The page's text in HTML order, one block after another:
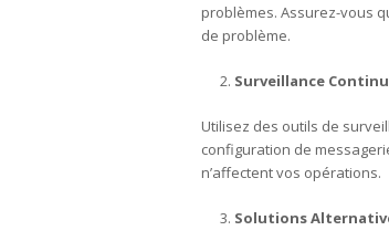
problèmes. Assurez-vous
de problème.
Surveillance
Utilisez des outils de
configuration de
n’affectent vos opérations.
Solutions